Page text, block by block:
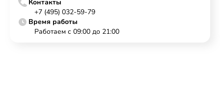
Контакты
+7 (495) 032-59-79
Время работы
Работаем с 09:00 до 21:00